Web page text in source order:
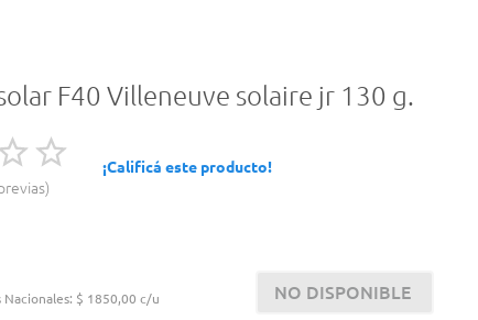
F40 Villeneuve solaire jr 130 g.
¡Calificá este producto!
$ 1850,00 c/u NO DISPONIBLE